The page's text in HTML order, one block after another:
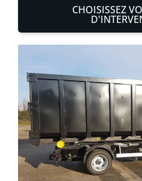
CHOISISSEZ